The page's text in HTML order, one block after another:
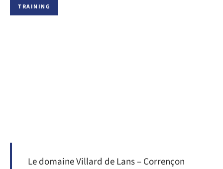
TRAINING
Le domaine Villard de Lans – Corrençon